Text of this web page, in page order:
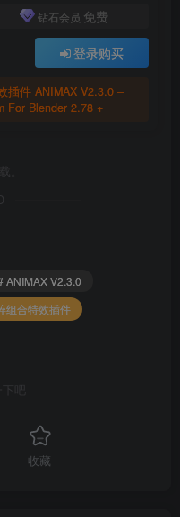
钻石会员 免费
登录购买
插件 ANIMAX V2.3.0 –
For Blender 2.78 +
。
ANIMAX V2.3.0
组合特效插件
吧
收藏